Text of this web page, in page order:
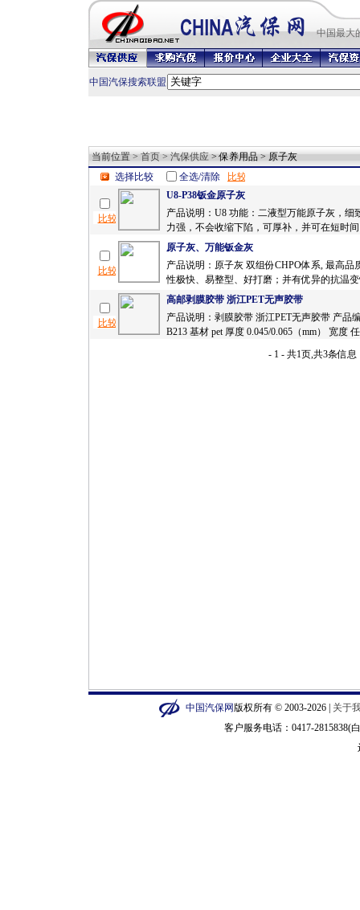
中国最大
中国汽保搜索联盟
当前位置 > 首页 > 汽保供应 > 保养用品 > 原子灰
选择比较
全选/清除
U8-P38钣金原子灰
产品说明：U8 功能：二液型万能原子灰，细
力强，不会收缩下陷，可厚补，并可在短时
原子灰、万能钣金灰
产品说明：原子灰 双组份CHPO体系, 最高品
性极快、易整型、好打磨；并有优异的抗温
高邮剥膜胶带 浙江PET无声胶带
产品说明：剥膜胶带 浙江PET无声胶带 产品
B213 基材 pet 厚度 0.045/0.065（mm） 宽度
- 1 - 共1页,共3条信息
中国汽保网版权所有 © 2003-2026 | 关于
客户服务电话：0417-